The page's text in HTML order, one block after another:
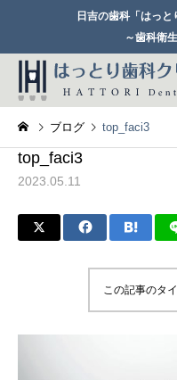
日吉の歯科「はっ
～歯科衛
ブログ top_faci3
top_faci3
2023.05.11
この記事のタ